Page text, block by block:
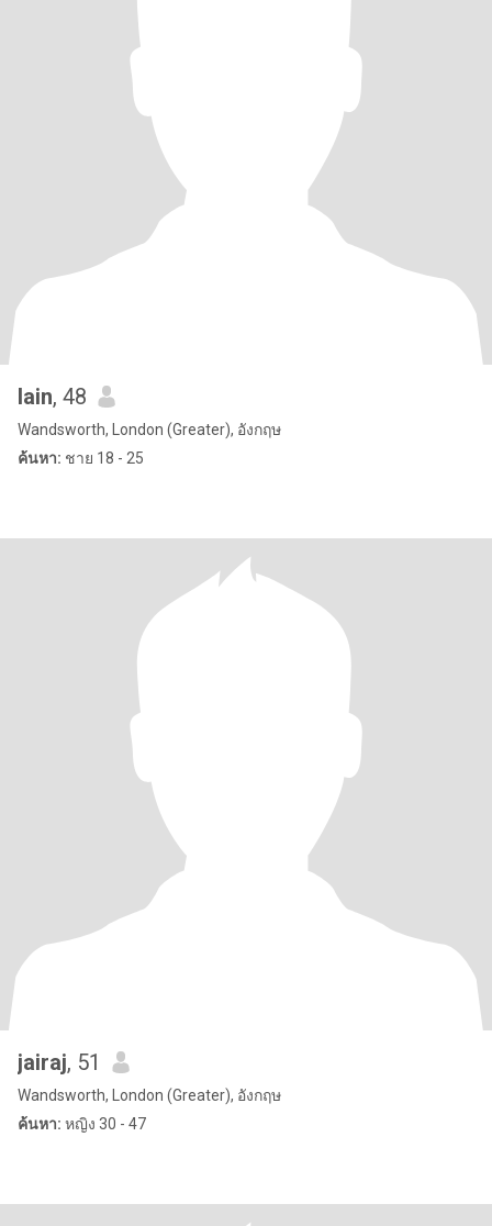
Iain, 48
Wandsworth, London (Greater), อังกฤษ
ค้นหา: ชาย 18 - 25
jairaj, 51
Wandsworth, London (Greater), อังกฤษ
ค้นหา: หญิง 30 - 47